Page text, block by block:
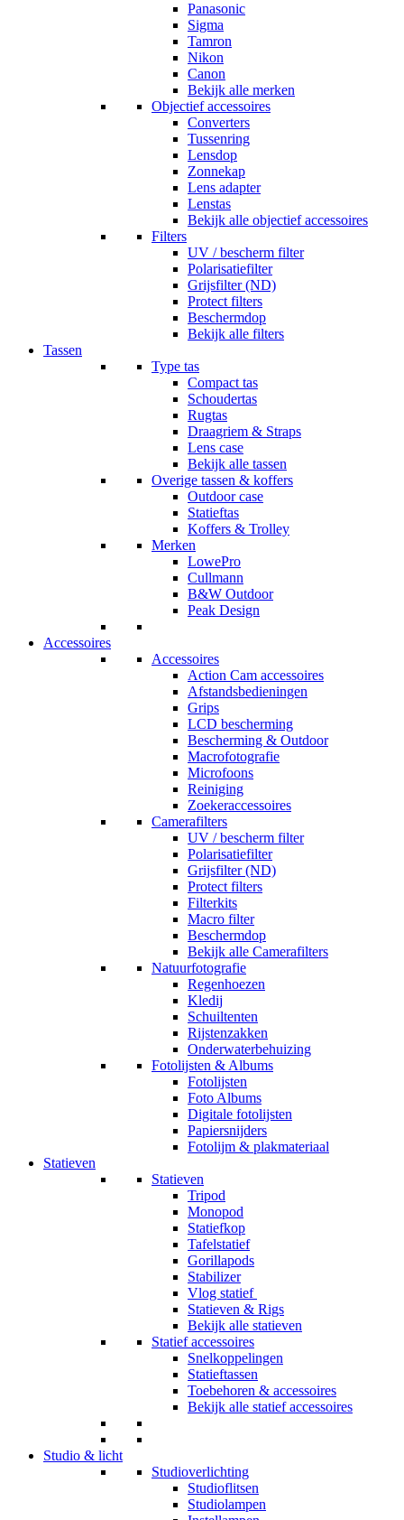
Panasonic
Sigma
Tamron
Nikon
Canon
Bekijk alle merken
Objectief accessoires
Converters
Tussenring
Lensdop
Zonnekap
Lens adapter
Lenstas
Bekijk alle objectief accessoires
Filters
UV / bescherm filter
Polarisatiefilter
Grijsfilter (ND)
Protect filters
Beschermdop
Bekijk alle filters
Tassen
Type tas
Compact tas
Schoudertas
Rugtas
Draagriem & Straps
Lens case
Bekijk alle tassen
Overige tassen & koffers
Outdoor case
Statieftas
Koffers & Trolley
Merken
LowePro
Cullmann
B&W Outdoor
Peak Design
Accessoires
Accessoires
Action Cam accessoires
Afstandsbedieningen
Grips
LCD bescherming
Bescherming & Outdoor
Macrofotografie
Microfoons
Reiniging
Zoekeraccessoires
Camerafilters
UV / bescherm filter
Polarisatiefilter
Grijsfilter (ND)
Protect filters
Filterkits
Macro filter
Beschermdop
Bekijk alle Camerafilters
Natuurfotografie
Regenhoezen
Kledij
Schuiltenten
Rijstenzakken
Onderwaterbehuizing
Fotolijsten & Albums
Fotolijsten
Foto Albums
Digitale fotolijsten
Papiersnijders
Fotolijm & plakmateriaal
Statieven
Statieven
Tripod
Monopod
Statiefkop
Tafelstatief
Gorillapods
Stabilizer
Vlog statief
Statieven & Rigs
Bekijk alle statieven
Statief accessoires
Snelkoppelingen
Statieftassen
Toebehoren & accessoires
Bekijk alle statief accessoires
Studio & licht
Studioverlichting
Studioflitsen
Studiolampen